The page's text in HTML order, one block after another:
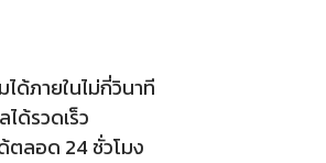
ด้ภายในไม่กี่วินาที
ด้รวดเร็ว
ตลอด 24 ชั่วโมง